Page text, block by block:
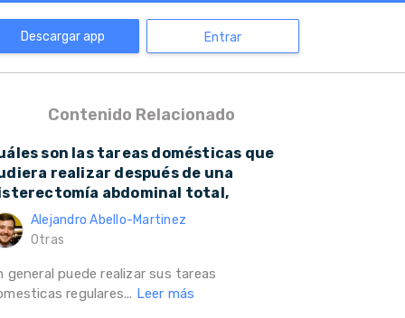
Descargar app Entrar
Contenido Relacionado
son las tareas domésticas que
realizar después de una
abdominal total,
Alejandro Abello-Martinez
Otras
general puede realizar sus tareas
regulares... Leer más